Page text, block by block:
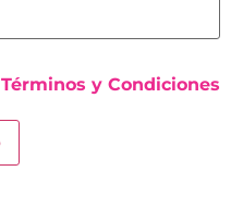
Términos y Condiciones